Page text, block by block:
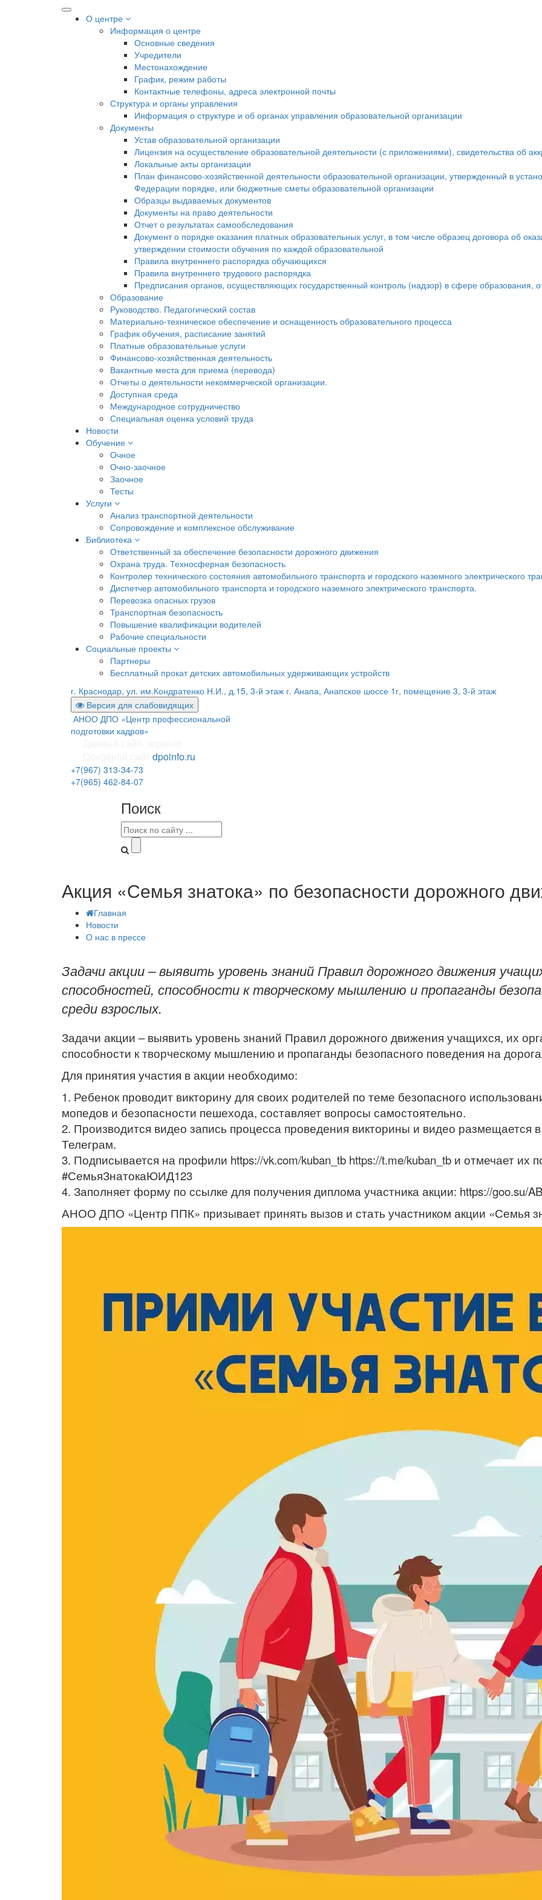
О центре
Информация о центре
Основные сведения
Учредители
Местонахождение
График, режим работы
Контактные телефоны, адреса электронной почты
Структура и органы управления
Информация о структуре и об органах управления образовательной организации
Документы
Устав образовательной организации
Лицензия на осуществление образовательной деятельности (с приложениями), свидетельства об
Локальные акты организации
План финансово-хозяйственной деятельности образовательной организации, утвержденный в
Федерации порядке, или бюджетные сметы образовательной организации
Образцы выдаваемых документов
Документы на право деятельности
Отчет о результатах самообследования
Документ о порядке оказания платных образовательных услуг, в том числе образец договора об
утверждении стоимости обучения по каждой образовательной
Правила внутреннего распорядка обучающихся
Правила внутреннего трудового распорядка
Предписания органов, осуществляющих государственный контроль (надзор) в сфере образования,
Образование
Руководство. Педагогический состав
Материально-техническое обеспечение и оснащенность образовательного процесса
График обучения, расписание занятий
Платные образовательные услуги
Финансово-хозяйственная деятельность
Вакантные места для приема (перевода)
Отчеты о деятельности некоммерческой организации.
Доступная среда
Международное сотрудничество
Специальная оценка условий труда
Новости
Обучение
Очное
Очно-заочное
Заочное
Тесты
Услуги
Анализ транспортной деятельности
Сопровождение и комплексное обслуживание
Библиотека
Ответственный за обеспечение безопасности дорожного движения
Охрана труда. Техносферная безопасность
Контролер технического состояния автомобильного транспорта и городского наземного электрического
Диспетчер автомобильного транспорта и городского наземного электрического транспорта.
Перевозка опасных грузов
Транспортная безопасность
Повышение квалификации водителей
Рабочие специальности
Социальные проекты
Партнеры
Бесплатный прокат детских автомобильных удерживающих устройств
г. Краснодар, ул. им.Кондратенко Н.И., д.15, 3-й этаж г. Анапа, Анапское шоссе 1г, помещение 3, 3-й этаж
Версия для слабовидящих
АНОО ДПО «Центр профессиональной
подготовки кадров»
dpoinfo.ru
+7(967) 313-34-73
+7(965) 462-84-07
Поиск
Акция «Семья знатока» по безопасности дорожного
Главная
Новости
О нас в прессе
Задачи акции – выявить уровень знаний Правил дорожного движения
способностей, способности к творческому мышлению и пропаганды
среди взрослых.
Задачи акции – выявить уровень знаний Правил дорожного движения учащихся, их
способности к творческому мышлению и пропаганды безопасного поведения на
Для принятия участия в акции необходимо:
1. Ребенок проводит викторину для своих родителей по теме безопасного
мопедов и безопасности пешехода, составляет вопросы самостоятельно.
2. Производится видео запись процесса проведения викторины и видео размещается
Телеграм.
3. Подписывается на профили https://vk.com/kuban_tb https://t.me/kuban_tb и отмечает их
#СемьяЗнатокаЮИД123
4. Заполняет форму по ссылке для получения диплома участника акции: https://goo.su/
АНОО ДПО «Центр ППК» призывает принять вызов и стать участником акции «Семья